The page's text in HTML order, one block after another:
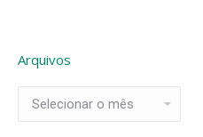
Arquivos